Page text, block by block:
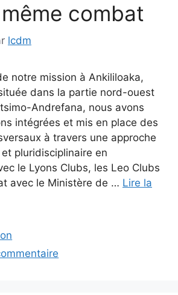
combat
lcdm
notre mission à Ankililoaka,
dans la partie nord-ouest
Andrefana, nous avons
intégrées et mis en place des
à travers une approche
pluridisciplinaire en
le Lyons Clubs, les Leo Clubs
avec le Ministère de … Lire la